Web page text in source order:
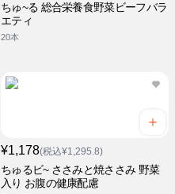
ちゅ~る 総合栄養食野菜ビーフバラ
エティ
20本
¥1,178(税込¥1,295.8)
ちゅるビ~ ささみと焼ささみ 野菜
入り お腹の健康配慮